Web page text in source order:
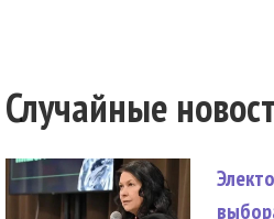
Случайные